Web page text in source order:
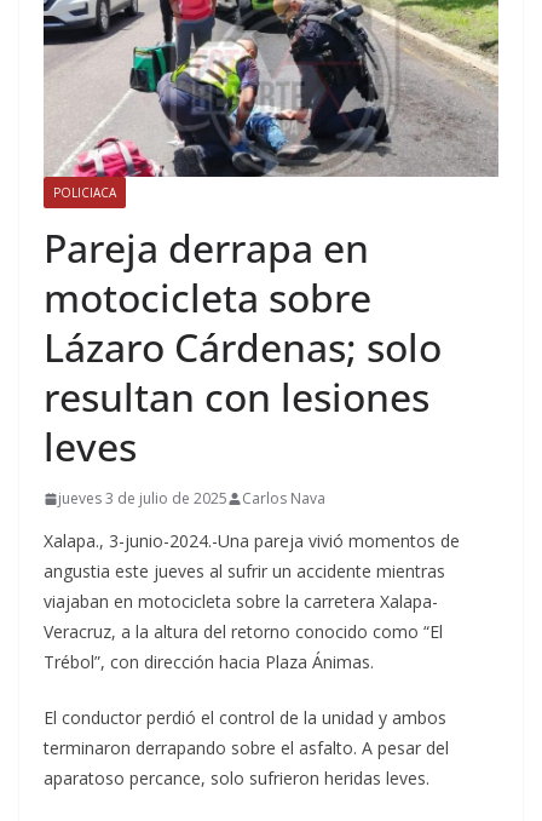
POLICIACA
Pareja derrapa en
motocicleta sobre
Lázaro Cárdenas; solo
resultan con lesiones
leves
jueves 3 de julio de 2025 Carlos Nava
Xalapa., 3-junio-2024.-Una pareja vivió momentos de
angustia este jueves al sufrir un accidente mientras
viajaban en motocicleta sobre la carretera Xalapa-
Veracruz, a la altura del retorno conocido como “El
Trébol”, con dirección hacia Plaza Ánimas.
El conductor perdió el control de la unidad y ambos
terminaron derrapando sobre el asfalto. A pesar del
aparatoso percance, solo sufrieron heridas leves.